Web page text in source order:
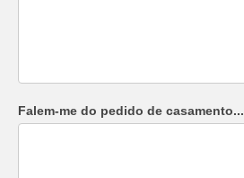
Falem-me do pedido de casamento...